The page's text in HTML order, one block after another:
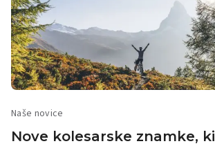
Naše novice
Nove kolesarske znamke, ki